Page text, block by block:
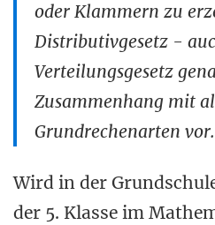
oder Klammern zu
Distributivgesetz -
Verteilungsgesetz
Zusammenhang mit
Grundrechenarten vor.
Wird in der
der 5. Klasse im